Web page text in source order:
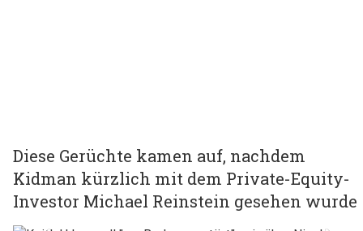
Diese Gerüchte kamen auf, nachdem
Kidman kürzlich mit dem Private-Equity-
Investor Michael Reinstein gesehen wurde